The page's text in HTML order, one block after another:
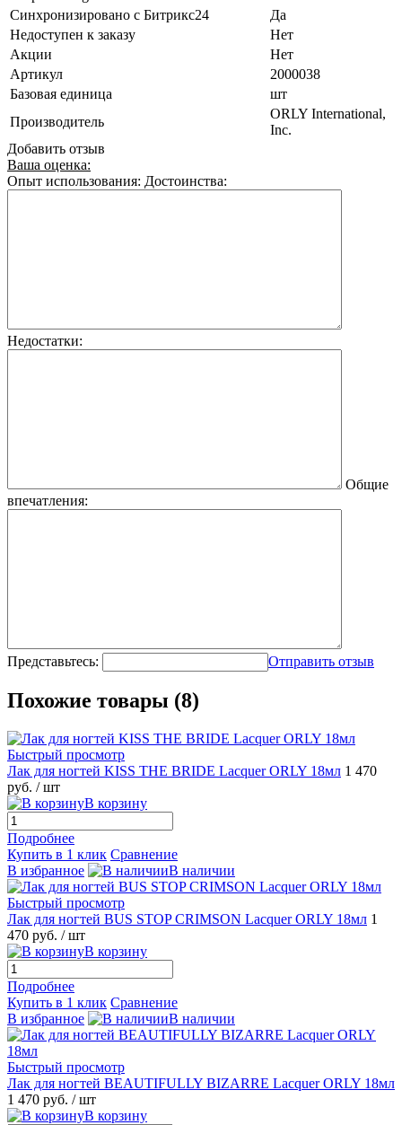
Синхронизировано с Битрикс24
Да
Недоступен к заказу
Нет
Акции
Нет
Артикул
2000038
Базовая единица
шт
Производитель
ORLY International,
Inc.
Добавить отзыв
Ваша оценка:
Опыт использования: Достоинства:
Недостатки:
Общие
впечатления:
Представьтесь: Отправить отзыв
Похожие товары (8)
Быстрый просмотр
Лак для ногтей KISS THE BRIDE Lacquer ORLY 18мл 1 470
руб. / шт
В корзину
Подробнее
Купить в 1 клик Сравнение
В избранное
В наличии
Быстрый просмотр
Лак для ногтей BUS STOP CRIMSON Lacquer ORLY 18мл 1
470 руб. / шт
В корзину
Подробнее
Купить в 1 клик Сравнение
В избранное
В наличии
Быстрый просмотр
Лак для ногтей BEAUTIFULLY BIZARRE Lacquer ORLY 18мл
1 470 руб. / шт
В корзину